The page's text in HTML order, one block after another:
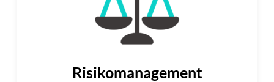
Risikomanagement